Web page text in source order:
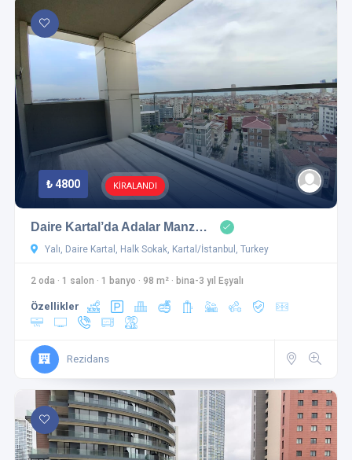
₺ 4800 KİRALANDI
Daire Kartal’da Adalar Manz…
Yalı, Daire Kartal, Halk Sokak, Kartal/İstanbul, Turkey
2 oda · 1 salon · 1 banyo · 98 m² · bina-3 yıl Eşyalı
Özellikler
Rezidans